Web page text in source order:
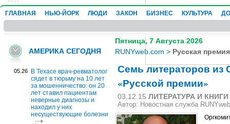
ГЛАВНАЯ НЬЮ-ЙОРК ЛЮДИ ЗАКОН БИЗНЕС КУЛЬТУРА
АМЕРИКА СЕГОДНЯ
05.26
В Техасе врач-ревматолог
сядет в тюрьму на 10 лет
за мошенничество: он 20
лет ставил пациентам
неверные диагнозы и
находил у них
несуществующие болезни
Пятница, 7 Августа 2026
RUNYweb.com > Русская премия
Семь литераторов
«Русской премии»
03.12.15 ЛИТЕРАТУРА И КНИГИ
Автор: Новостная служба RUNYweb